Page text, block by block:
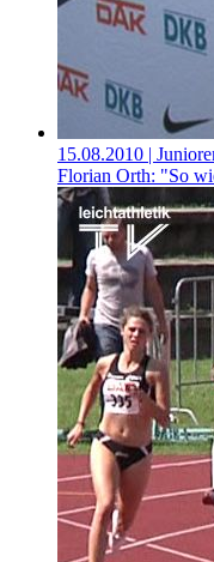
15.08.2010 |
Florian Orth: "So